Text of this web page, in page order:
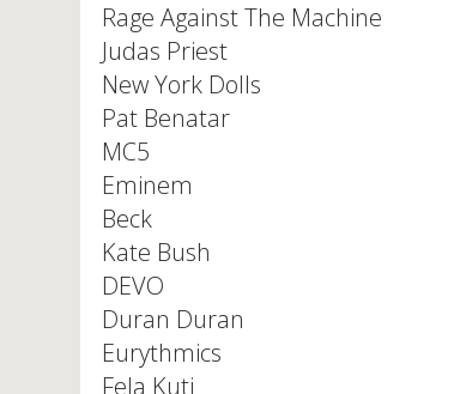
Rage Against The Machine
Judas Priest
New York Dolls
Pat Benatar
MC5
Eminem
Beck
Kate Bush
DEVO
Duran Duran
Eurythmics
Fela Kuti